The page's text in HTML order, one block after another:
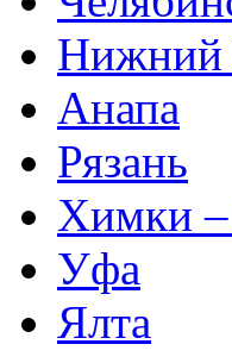
Нижний
Анапа
Рязань
Химки
Уфа
Ялта